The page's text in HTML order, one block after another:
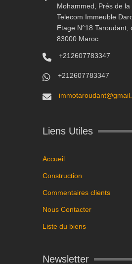
Mohammed, Prés de
Telecom Immeuble
Etage N°18 Taroudant,
83000 Maroc
+212607783347
+212607783347
Liens Utiles
Accueil
Construction
Commentaires clients
Nous Contacter
Liste du biens
Newsletter